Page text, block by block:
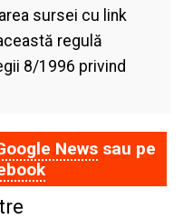
sursei cu link
regulă
8/1996 privind
Newssau pe